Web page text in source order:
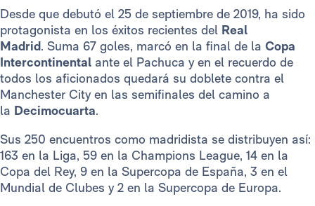
Desde que debutó el 25 de septiembre de 2019, ha sido
protagonista en los éxitos recientes del Real
Madrid. Suma 67 goles, marcó en la final de la Copa
Intercontinental ante el Pachuca y en el recuerdo de
todos los aficionados quedará su doblete contra el
Manchester City en las semifinales del camino a
la Decimocuarta.
Sus 250 encuentros como madridista se distribuyen así:
163 en la Liga, 59 en la Champions League, 14 en la
Copa del Rey, 9 en la Supercopa de España, 3 en el
Mundial de Clubes y 2 en la Supercopa de Europa.